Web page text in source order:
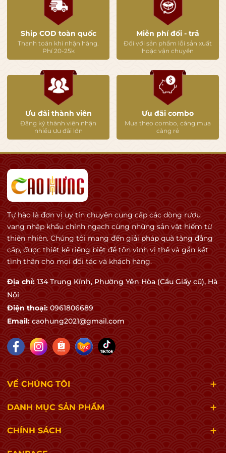
khí hậu Địa Trung Hải nóng,
nhiều nắng,
gió Mistral mạnh.
👉 Điều này giúp:
Grenache chín đẹp,
tannin mềm,
spice & herbs phát triển rõ.
Đất:
clay,
👉 Tạo:
mineral nhẹ,
warmth,
chiều sâu Mediterranean.
🛢️ Quá trình sản xuất
thu hoạch thủ công,
extraction vừa phải để giữ elegance.
dùng:
concrete tanks,
oak cũ nhiều hơn oak mới.
oak không lấn át,
Ship COD toàn quốc
Thanh toán khi nhận hàng.
Phí 20-25k
Miễn phí đổi - trả
Đối với sản phẩm lỗi sản xuất
hoặc vận chuyển
Ưu đãi thành viên
Đăng ký thành viên nhận
nhiều ưu đãi lớn
Ưu đãi combo
Mua theo combo, càng mua
càng rẻ
Tự hào là đơn vị uy tín chuyên cung cấp các dòng rượu
vang nhập khẩu chính ngạch cùng những sản vật hiếm từ
thiên nhiên. Chúng tôi mang đến giải pháp quà tặng đẳng
cấp, được thiết kế riêng biệt để tôn vinh vị thế và gắn kết
tình thân cho mọi đối tác và khách hàng.
Địa chỉ: 134 Trung Kính, Phường Yên Hòa (Cầu Giấy cũ), Hà
Nội
Điện thoại: 0961806689
Email: caohung2021@gmail.com
VỀ CHÚNG TÔI
DANH MỤC SẢN PHẨM
CHÍNH SÁCH